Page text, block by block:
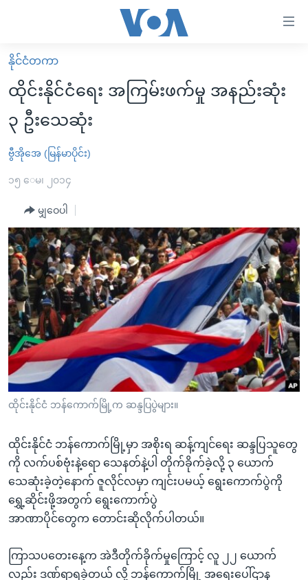
လွယ်ကူ
စေ
သည့်
Link
များ
ပင်မ
ကျော်
ကြည့်
ရန်
ပင်မ
အ
ညွန်း
စာမျက်နှာ
သို့
ကျော်
ကြည့်
ရှာဖွေ
ရန်
နေရာ
သို့
ကျော်
မူလစာမျက်နှာ
မြန်မာ
ကမ္ဘာ့သတင်းများ
နိုင်ငံတကာ
အစ္စရေး-ပါလက်စတိုင်း
ဗွီဒီယို
အင်္ဂလိပ်စာလေ့လာမယ်
အမေရိကန်သုံးအီဒီယံ
မကြေးမုံရဲ့ အင်္ဂလိပ်စာ
ရုပ်ရှင်ထဲက အင်္ဂလိပ်စာ
သုတပဒေသာ အင်္ဂလိပ်စာ
အပတ်စဉ်ကဏ္ဍများ
ရေဒီယို
တီဗွီ
ရေဒီယိုနှင့်ရုပ်သံ အချက်အလက်များ
ရေဒီယို/တီဗွီအစီအစဉ်
Learning English
ဗွီအိုအေ လူမှုကွန်ယက်များ
ဘာသာစကားများ
နိုင်ငံတကာ
ထိုင်းနိုင်ငံရေး အကြမ်းဖက်မှု အနည်းဆုံး
၃ ဦးသေဆုံး
ဗွီအိုအေ (မြန်မာပိုင်း)
၁၅ ေမ၊ ၂၀၁၄
မျှဝေပါ
ထိုင်းနိုင်ငံ ဘန်ကောက်မြို့က ဆန္ဒပြပွဲများ။
ထိုင်းနိုင်ငံ ဘန်ကောက်မြို့မှာ အစိုးရ ဆန့်ကျင်ရေး ဆန္ဒပြသူတွေ
ကို လက်ပစ်ဗုံးနဲ့ရော သေနတ်နဲ့ပါ တိုက်ခိုက်ခဲ့လို့ ၃ ယောက်
သေဆုံးခဲ့တဲ့နောက် ဇူလိုင်လမှာ ကျင်းပမယ့် ရွေးကောက်ပွဲကို
ရွှေ့ဆိုင်းဖို့အတွက် ရွေးကောက်ပွဲ
အာဏာပိုင်တွေက တောင်းဆိုလိုက်ပါတယ်။
ကြာသပတေးနေ့က အဲဒီတိုက်ခိုက်မှုကြောင့် လူ ၂၂ ယောက်
လည်း ဒဏ်ရာရခဲ့တယ် လို့ ဘန်ကောက်မြို့ အရေးပေါ်ဌာန